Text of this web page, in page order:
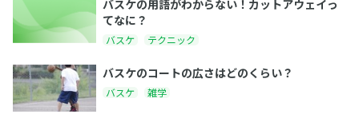
バスケの用語がわからない！カットアウェイっ
てなに？
バスケ テクニック
バスケのコートの広さはどのくらい？
バスケ 雑学